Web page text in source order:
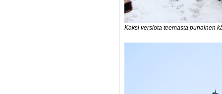
Kaksi versiota teemasta punainen